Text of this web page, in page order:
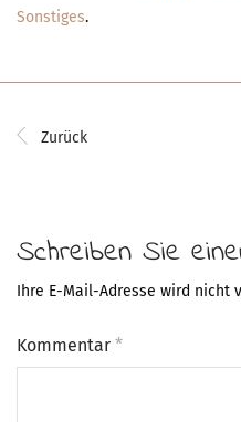
Sonstiges.
Zurück
Schreiben Sie
Ihre E-Mail-Adresse wird nicht
Kommentar *